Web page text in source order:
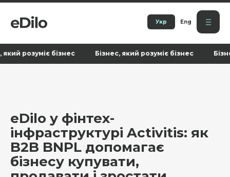
Укр Eng
розуміє бізнес Бізнес, який розуміє бізнес
eDilo у фінтех-
інфраструктурі Activitis: як
B2B BNPL допомагає
бізнесу купувати,